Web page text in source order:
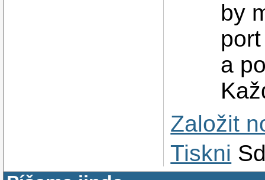
by
a
Založit
Tiskni